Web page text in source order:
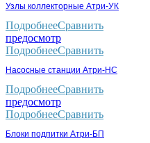
Узлы коллекторные Атри-УК
ПодробнееСравнить
предосмотр
ПодробнееСравнить
Насосные станции Атри-НС
ПодробнееСравнить
предосмотр
ПодробнееСравнить
Блоки подпитки Атри-БП